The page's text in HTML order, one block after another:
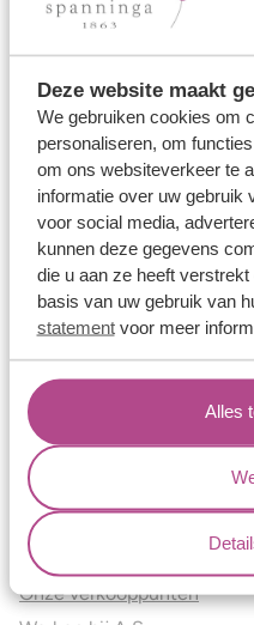
Deze website maakt
We gebruiken cookies om
personaliseren, om
om ons websiteverkeer te
informatie over uw gebruik
voor social media,
kunnen deze gegevens
die u aan ze heeft
basis van uw gebruik van
statementvoor meer
Alles
Trouwringen
Memoireringen
Verlovingsringen
Vriendschapsringen
Over ons
Aller Spanninga
Historie
Certificaten
Blogs
Jouw voordelen
Conflictvrije Materialen
Oneindig veel
Kwaliteit
Juweliers & Contact
Onze verkooppunten